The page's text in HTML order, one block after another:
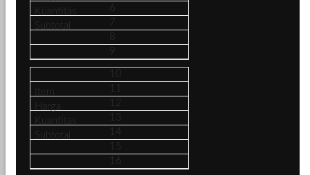
6
8
9
10
11
12
13
14
15
16